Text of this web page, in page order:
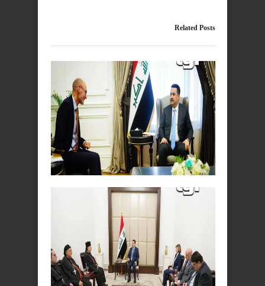
Related Posts